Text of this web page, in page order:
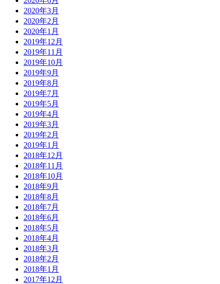
2020年3月
2020年2月
2020年1月
2019年12月
2019年11月
2019年10月
2019年9月
2019年8月
2019年7月
2019年5月
2019年4月
2019年3月
2019年2月
2019年1月
2018年12月
2018年11月
2018年10月
2018年9月
2018年8月
2018年7月
2018年6月
2018年5月
2018年4月
2018年3月
2018年2月
2018年1月
2017年12月